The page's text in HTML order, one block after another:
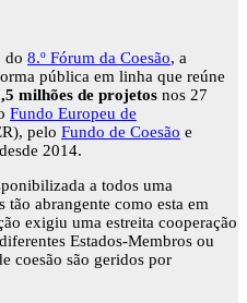
do 8.º Fórum da Coesão, a
pública em linha que reúne
milhões de projetos nos 27
Fundo Europeu de
pelo Fundo de Coesão e
2014.
a todos uma
abrangente como esta em
exigiu uma estreita cooperação
Estados-Membros ou
coesão são geridos por